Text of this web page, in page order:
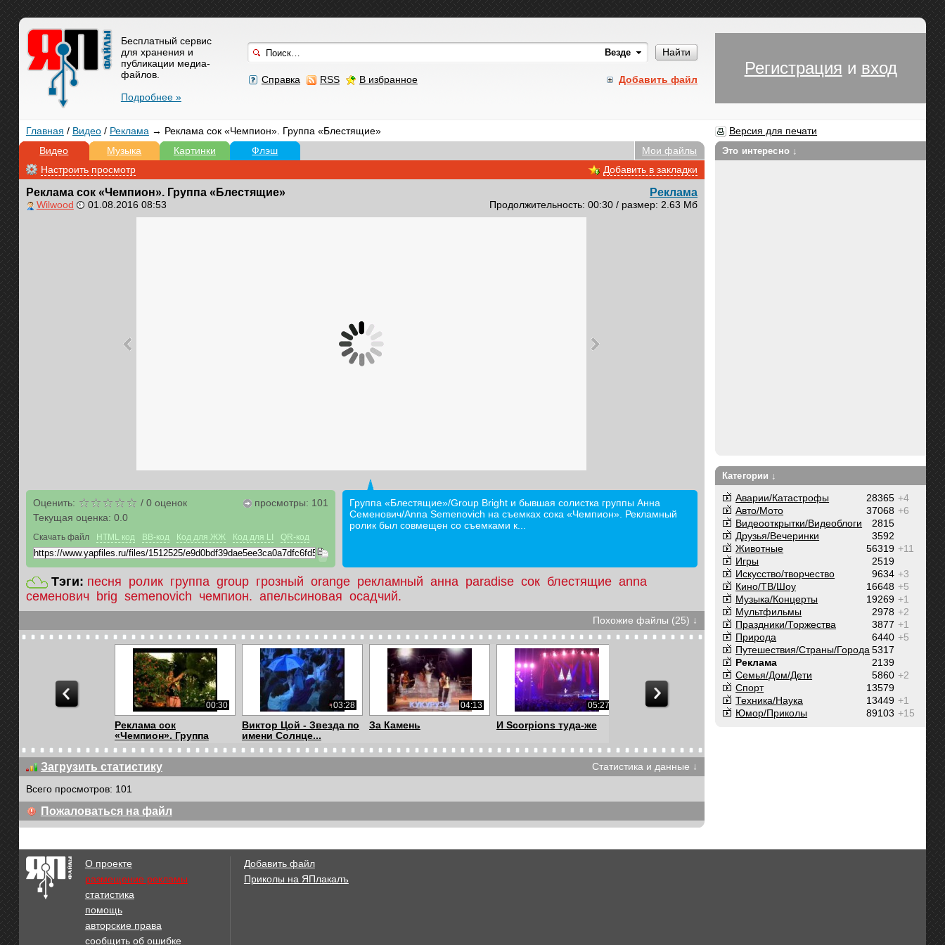
Найти
Добавить файл
Справка RSS В избранное
Бесплатный сервис
для хранения и
публикации медиа-
файлов.
Подробнее »
Регистрация и вход
Главная / Видео/ Реклама → Реклама сок «Чемпион». Группа «Блестящие»
Версия для печати
Видео
Музыка Картинки Флэш
Мои файлы
Настроить просмотр
Добавить в закладки
Реклама сок «Чемпион». Группа «Блестящие»
Wilwood 01.08.2016 08:53
Реклама
Продолжительность: 00:30 / размер: 2.63 Мб
Оценить: / 0оценок
Текущая оценка: 0.0
просмотры: 101
Скачать файл HTML код BB-код Код для ЖЖ Код для LI QR-код
Группа «Блестящие»/Group Bright и бывшая солистка группы Анна
Семенович/Anna Semenovich на съемках сока «Чемпион». Рекламный
ролик был совмещен со съемками к...
Тэги: песня ролик группа group грозный orange рекламный анна paradise сок блестящие anna
семенович
brig semenovich чемпион. апельсиновая осадчий.
Похожие файлы (25) ↓
00:30
Реклама сок
«Чемпион». Группа
«Блес...
03:28
Виктор Цой - Звезда по
имени Солнце...
04:13
За Камень
05:27
И Scorpions туда-же
06:31
Легендарная группа
01:40
Валентина Толкунова
02:44
Что? Где? Когда?
03:56
Видео клип БандЭрос -
Пиипирипи
Загрузить статистику
Статистика и данные ↓
Всего просмотров: 101
Пожаловаться на файл
Это интересно ↓
Категории ↓
+4
28365
Аварии/Катастрофы
+6
37068
Авто/Мото
2815
Видеооткрытки/Видеоблоги
3592
Друзья/Вечеринки
+11
56319
Животные
2519
Игры
+3
9634
Искусство/творчество
+5
16648
Кино/ТВ/Шоу
+1
19269
Музыка/Концерты
+2
2978
Мультфильмы
+1
3877
Праздники/Торжества
+5
6440
Природа
5317
Путешествия/Cтраны/Города
2139
Реклама
+2
5860
Семья/Дом/Дети
13579
Спорт
+1
13449
Техника/Наука
+15
89103
Юмор/Приколы
О проекте
размещение рекламы
статистика
помощь
авторские права
сообщить об ошибке
Добавить файл
Приколы на ЯПлакалъ